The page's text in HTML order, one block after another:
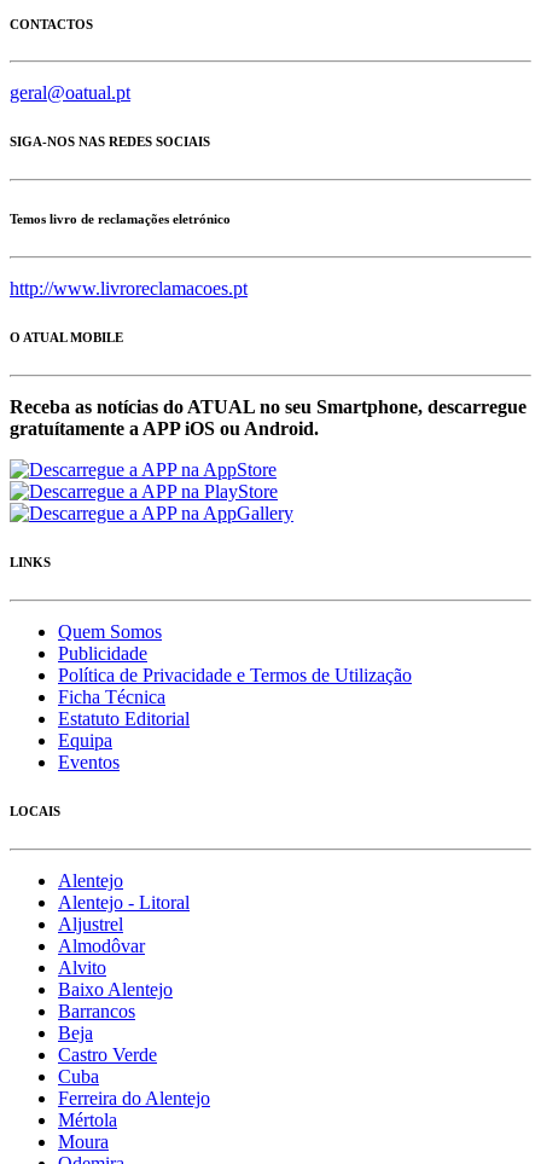
CONTACTOS
geral@oatual.pt
SIGA-NOS NAS REDES SOCIAIS
Temos livro de reclamações eletrónico
http://www.livroreclamacoes.pt
O ATUAL MOBILE
Receba as notícias do ATUAL no seu Smartphone, descarregue
gratuítamente a APP iOS ou Android.
LINKS
Quem Somos
Publicidade
Política de Privacidade e Termos de Utilização
Ficha Técnica
Estatuto Editorial
Equipa
Eventos
LOCAIS
Alentejo
Alentejo - Litoral
Aljustrel
Almodôvar
Alvito
Baixo Alentejo
Barrancos
Beja
Castro Verde
Cuba
Ferreira do Alentejo
Mértola
Moura